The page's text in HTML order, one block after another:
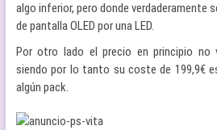
algo inferior, pero donde verdaderamente
de pantalla OLED por una LED.
Por otro lado el precio en principio no
siendo por lo tanto su coste de 199,9€
algún pack.